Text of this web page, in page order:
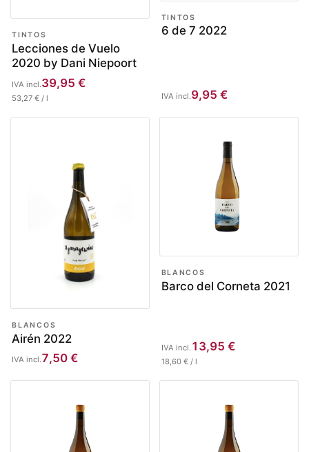
TINTOS
Lecciones de Vuelo
2020 by Dani Niepoort
39,95 €
IVA incl.
53,27 € / l
TINTOS
6 de 7 2022
9,95 €
IVA incl.
BLANCOS
Airén 2022
7,50 €
IVA incl.
BLANCOS
Barco del Corneta 2021
13,95 €
IVA incl.
18,60€/ l